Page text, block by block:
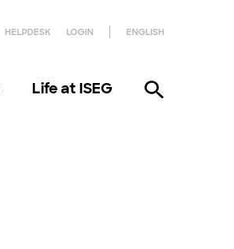
HELPDESK LOGIN ENGLISH
Life at ISEG